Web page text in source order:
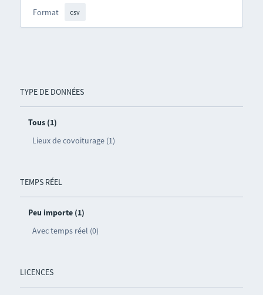
TYPE DE DONNÉES
Tous (1)
Lieux de covoiturage (1)
TEMPS RÉEL
Peu importe (1)
Avec temps réel (0)
LICENCES
Format csv